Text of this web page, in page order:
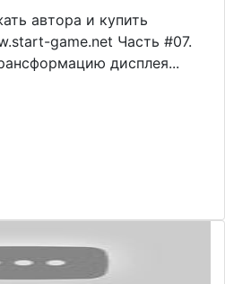
автора и купить
game.net Часть #07.
дисплея...